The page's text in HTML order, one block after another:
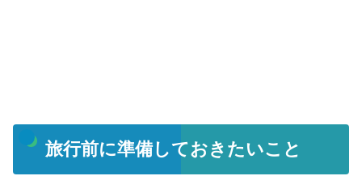
旅行前に準備しておきたいこと